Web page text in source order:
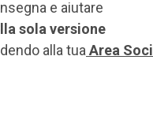
e aiutare
sola versione
alla tua Area Soci